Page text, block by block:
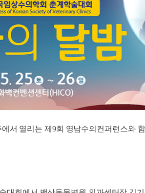
서 열리는 제9회 영남수의컨퍼런스와